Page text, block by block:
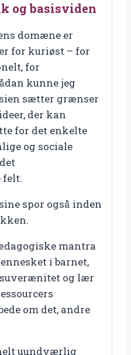
og basisviden
domæne er
for kuriøst – for
for
kunne jeg
sætter grænser
der kan
for det enkelte
og sociale
felt.
spor også inden
mantra
i barnet,
og lær
om det, andre
uundværlig